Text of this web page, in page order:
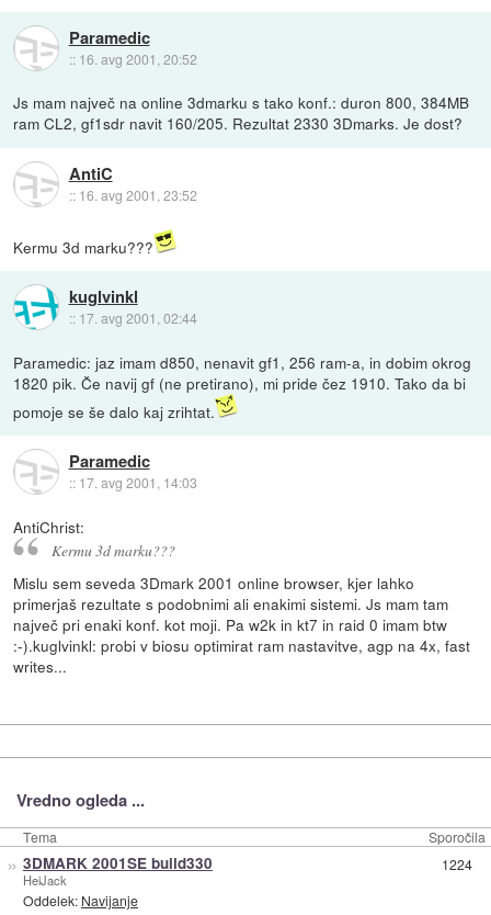
Paramedic
:: 16. avg 2001, 20:52
Js mam največ na online 3dmarku s tako konf.: duron 800, 384MB
ram CL2, gf1sdr navit 160/205. Rezultat 2330 3Dmarks. Je dost?
AntiC
:: 16. avg 2001, 23:52
Kermu 3d marku???
kuglvinkl
:: 17. avg 2001, 02:44
Paramedic: jaz imam d850, nenavit gf1, 256 ram-a, in dobim okrog
1820 pik. Če navij gf (ne pretirano), mi pride čez 1910. Tako da bi
pomoje se še dalo kaj zrihtat.
Paramedic
:: 17. avg 2001, 14:03
AntiChrist:
Kermu 3d marku???
Mislu sem seveda 3Dmark 2001 online browser, kjer lahko
primerjaš rezultate s podobnimi ali enakimi sistemi. Js mam tam
največ pri enaki konf. kot moji. Pa w2k in kt7 in raid 0 imam btw
:-).kuglvinkl: probi v biosu optimirat ram nastavitve, agp na 4x, fast
writes...
Vredno ogleda ...
Tema Sporočila
» 3DMARK 2001SE build330
HeiJack
Oddelek: Navijanje
1224